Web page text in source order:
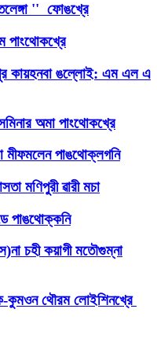
'' ফোঙখ্রে
পাংথোকখ্রে
কায়হনবা ঙল্লোই: এম এল এ
অমা পাংথোকখ্রে
মীফমলেন পাঙথোক্লগনি
মণিপুরী ৱারী মচা
পাঙথোক্কনি
চহী কয়াগী মতৌগুম্না
কুমওন থৌরম লোইশিনখ্রে